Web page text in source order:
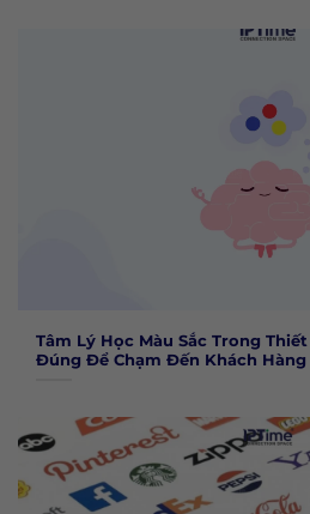
Tâm Lý Học Màu Sắc Trong
Đúng Để Chạm Đến Khách Hàng